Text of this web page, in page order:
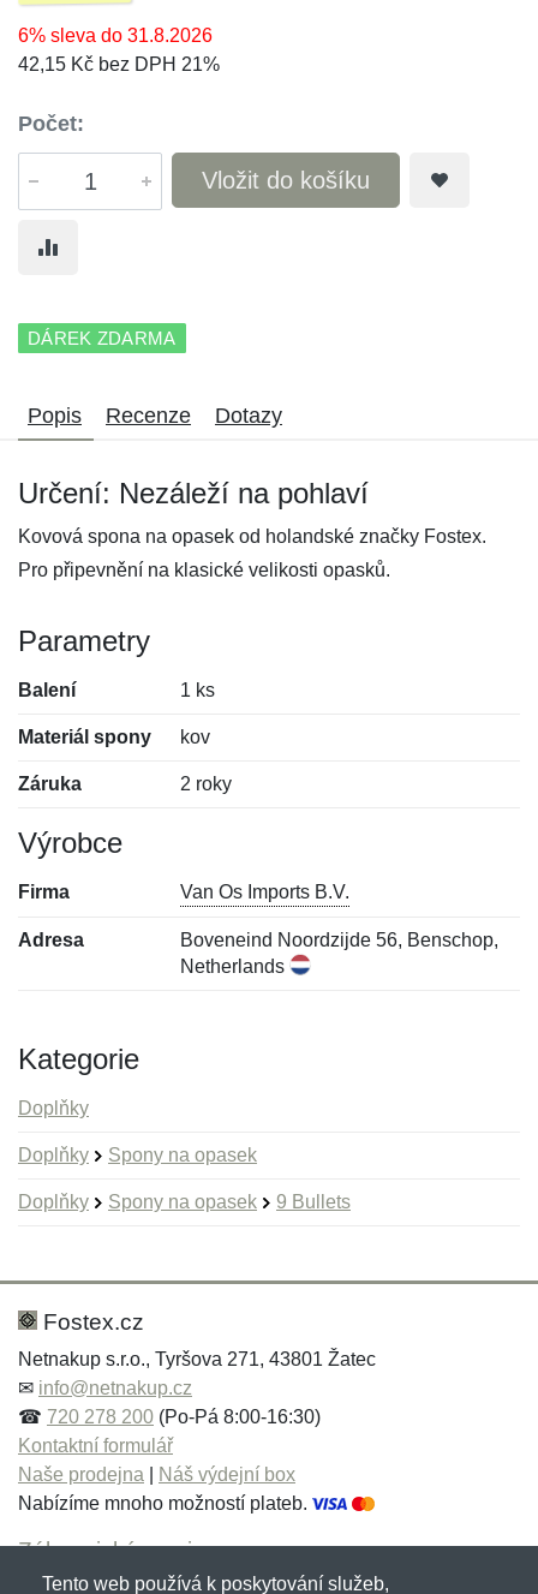
6% sleva do 31.8.2026
42,15 Kč bez DPH 21%
Počet:
Vložit do košíku
DÁREK ZDARMA
Popis Recenze Dotazy
Určení: Nezáleží na pohlaví
Kovová spona na opasek od holandské značky Fostex.
Pro připevnění na klasické velikosti opasků.
Parametry
Balení 1 ks
Materiál spony kov
Záruka 2 roky
Výrobce
Firma Van Os Imports B.V.
Adresa
Boveneind Noordzijde 56, Benschop,
Netherlands
Kategorie
Doplňky
Doplňky Spony na opasek
Doplňky Spony na opasek 9 Bullets
Hodnocení:
Jméno: *
Jméno:
E-mail:*
Fostex.cz
Netnakup s.r.o., Tyršova 271, 43801 Žatec
✉ info@netnakup.cz
☎ 720 278 200 (Po-Pá 8:00-16:30)
Kontaktní formulář
Naše prodejna
Náš výdejní box
Nabízíme mnoho možností plateb.
Zákaznický servis
Novinky emailem
Tento web používá k poskytování služeb,